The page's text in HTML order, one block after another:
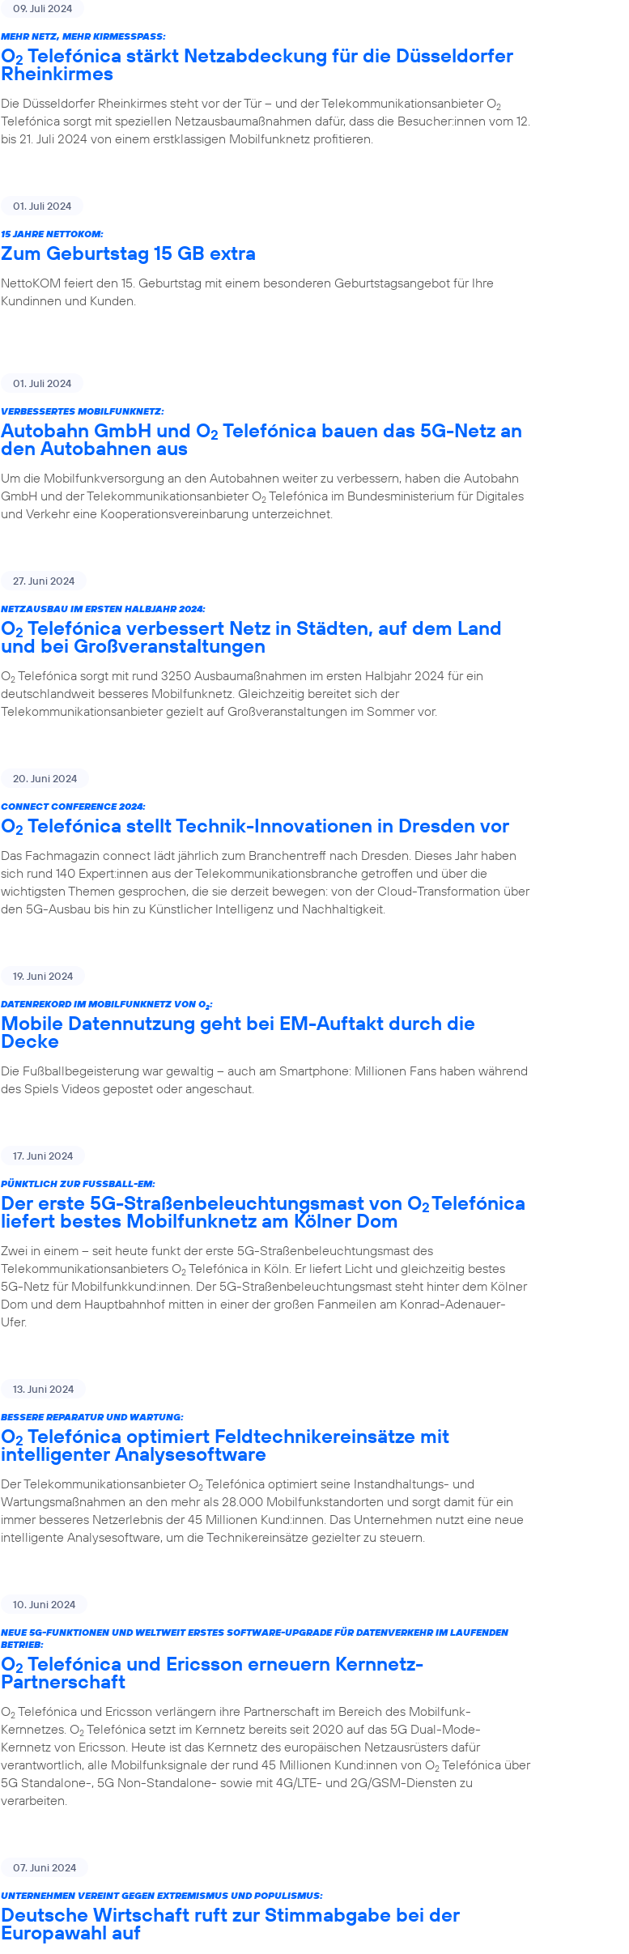
09. Juli 2024
MEHR NETZ, MEHR KIRMESSPASS:
O2 Telefónica stärkt Netzabdeckung für die Düsseldorfer
Rheinkirmes
Die Düsseldorfer Rheinkirmes steht vor der Tür – und der Telekommunikationsanbieter O2
Telefónica sorgt mit speziellen Netzausbaumaßnahmen dafür, dass die Besucher:innen vom 12.
bis 21. Juli 2024 von einem erstklassigen Mobilfunknetz profitieren.
01. Juli 2024
15 JAHRE NETTOKOM:
Zum Geburtstag 15 GB extra
NettoKOM feiert den 15. Geburtstag mit einem besonderen Geburtstagsangebot für Ihre
Kundinnen und Kunden.
01. Juli 2024
VERBESSERTES MOBILFUNKNETZ:
Autobahn GmbH und O2 Telefónica bauen das 5G-Netz an
den Autobahnen aus
Um die Mobilfunkversorgung an den Autobahnen weiter zu verbessern, haben die Autobahn
GmbH und der Telekommunikationsanbieter O2 Telefónica im Bundesministerium für Digitales
und Verkehr eine Kooperationsvereinbarung unterzeichnet.
27. Juni 2024
NETZAUSBAU IM ERSTEN HALBJAHR 2024:
O2 Telefónica verbessert Netz in Städten, auf dem Land
und bei Großveranstaltungen
O2 Telefónica sorgt mit rund 3250 Ausbaumaßnahmen im ersten Halbjahr 2024 für ein
deutschlandweit besseres Mobilfunknetz. Gleichzeitig bereitet sich der
Telekommunikationsanbieter gezielt auf Großveranstaltungen im Sommer vor.
20. Juni 2024
CONNECT CONFERENCE 2024:
O2 Telefónica stellt Technik-Innovationen in Dresden vor
Das Fachmagazin connect lädt jährlich zum Branchentreff nach Dresden. Dieses Jahr haben
sich rund 140 Expert:innen aus der Telekommunikationsbranche getroffen und über die
wichtigsten Themen gesprochen, die sie derzeit bewegen: von der Cloud-Transformation über
den 5G-Ausbau bis hin zu Künstlicher Intelligenz und Nachhaltigkeit.
19. Juni 2024
DATENREKORD IM MOBILFUNKNETZ VON O2:
Mobile Datennutzung geht bei EM-Auftakt durch die
Decke
Die Fußballbegeisterung war gewaltig – auch am Smartphone: Millionen Fans haben während
des Spiels Videos gepostet oder angeschaut.
17. Juni 2024
PÜNKTLICH ZUR FUSSBALL-EM:
Der erste 5G-Straßenbeleuchtungsmast von O2Telefónica
liefert bestes Mobilfunknetz am Kölner Dom
Zwei in einem – seit heute funkt der erste 5G-Straßenbeleuchtungsmast des
Telekommunikationsanbieters O2 Telefónica in Köln. Er liefert Licht und gleichzeitig bestes
5G-Netz für Mobilfunkkund:innen. Der 5G-Straßenbeleuchtungsmast steht hinter dem Kölner
Dom und dem Hauptbahnhof mitten in einer der großen Fanmeilen am Konrad-Adenauer-
Ufer.
13. Juni 2024
BESSERE REPARATUR UND WARTUNG:
O2 Telefónica optimiert Feldtechnikereinsätze mit
intelligenter Analysesoftware
Der Telekommunikationsanbieter O2 Telefónica optimiert seine Instandhaltungs- und
Wartungsmaßnahmen an den mehr als 28.000 Mobilfunkstandorten und sorgt damit für ein
immer besseres Netzerlebnis der 45 Millionen Kund:innen. Das Unternehmen nutzt eine neue
intelligente Analysesoftware, um die Technikereinsätze gezielter zu steuern.
10. Juni 2024
NEUE 5G-FUNKTIONEN UND WELTWEIT ERSTES SOFTWARE-UPGRADE FÜR DATENVERKEHR IM LAUFENDEN
BETRIEB:
O2 Telefónica und Ericsson erneuern Kernnetz-
Partnerschaft
O2 Telefónica und Ericsson verlängern ihre Partnerschaft im Bereich des Mobilfunk-
Kernnetzes. O2 Telefónica setzt im Kernnetz bereits seit 2020 auf das 5G Dual-Mode-
Kernnetz von Ericsson. Heute ist das Kernnetz des europäischen Netzausrüsters dafür
verantwortlich, alle Mobilfunksignale der rund 45 Millionen Kund:innen von O2 Telefónica über
5G Standalone-, 5G Non-Standalone- sowie mit 4G/LTE- und 2G/GSM-Diensten zu
verarbeiten.
07. Juni 2024
UNTERNEHMEN VEREINT GEGEN EXTREMISMUS UND POPULISMUS:
Deutsche Wirtschaft ruft zur Stimmabgabe bei der
Europawahl auf